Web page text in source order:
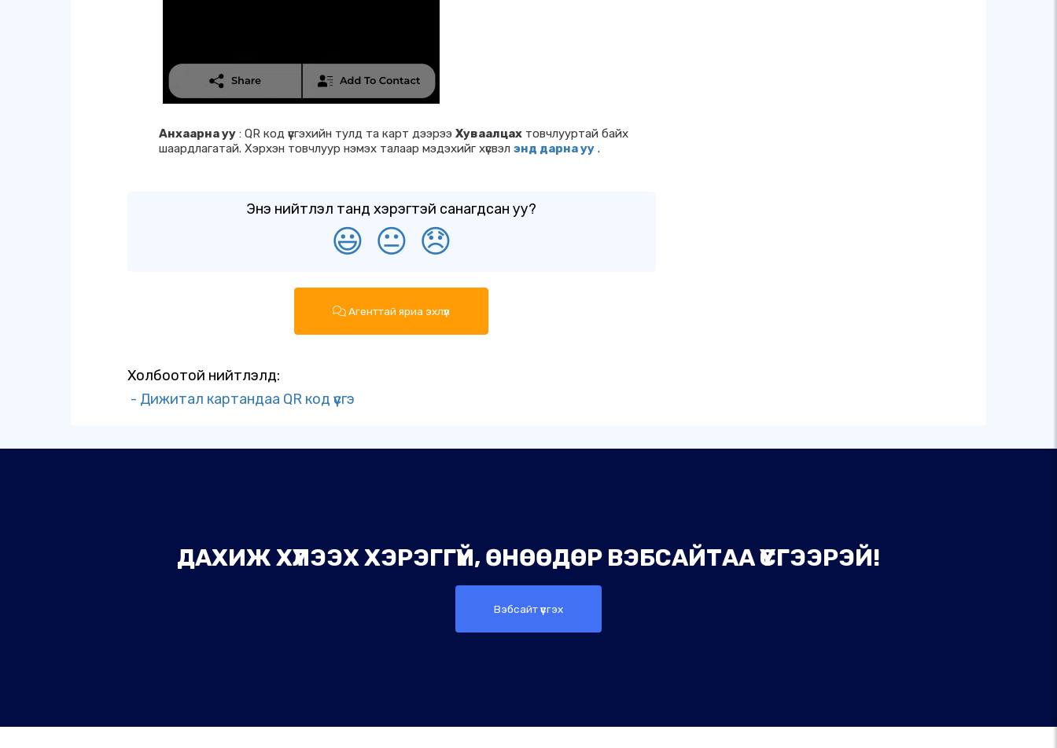
Анхаарна уу : QR код үүсгэхийн тулд та карт дээрээ Хуваалцах товчлууртай байх
шаардлагатай. Хэрхэн товчлуур нэмэх талаар мэдэхийг хүсвэл энд дарна уу .
Энэ нийтлэл танд хэрэгтэй санагдсан уу?
😃 😐 😞
Агенттай яриа эхлүүл
Холбоотой нийтлэлүүд:
- Дижитал картандаа QR код үүсгэ
ДАХИЖ ХҮЛЭЭХ ХЭРЭГГҮЙ, ӨНӨӨДӨР ВЭБСАЙТАА ҮҮСГЭЭРЭЙ!
Вэбсайт үүсгэх